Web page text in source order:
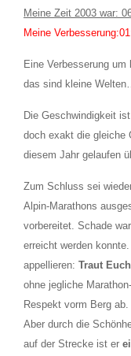
Meine Zeit 2003 war:
Meine
Eine Verbesserung um
das sind kleine
Die Geschwindigkeit
doch exakt die gleiche
diesem Jahr gelaufen
Zum Schluss sei
Alpin-Marathons
vorbereitet. Schade
erreicht werden
appellieren: Traut
ohne jegliche
Respekt vorm Berg
Aber durch die
auf der Strecke ist er